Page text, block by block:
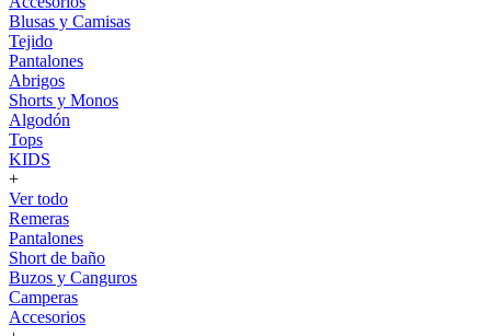
Blusas y Camisas
Tejido
Pantalones
Abrigos
Shorts y Monos
Algodón
Tops
KIDS
+
Ver todo
Remeras
Pantalones
Short de baño
Buzos y Canguros
Camperas
Accesorios